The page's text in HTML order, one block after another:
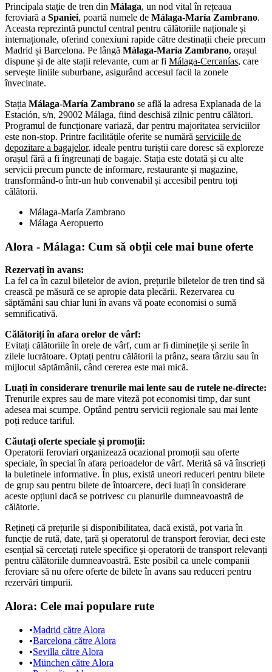
Principala stație de tren din Málaga, un nod vital în rețeaua
feroviară a Spaniei, poartă numele de Málaga-María Zambrano.
Aceasta reprezintă punctul central pentru călătoriile naționale și
internaționale, oferind conexiuni rapide către destinații cheie precum
Madrid și Barcelona. Pe lângă Málaga-María Zambrano, orașul
dispune și de alte stații relevante, cum ar fi Málaga-Cercanías, care
servește liniile suburbane, asigurând accesul facil la zonele
învecinate.
Stația Málaga-María Zambrano se află la adresa Explanada de la
Estación, s/n, 29002 Málaga, fiind deschisă zilnic pentru călători.
Programul de funcționare variază, dar pentru majoritatea serviciilor
este non-stop. Printre facilitățile oferite se numără serviciile de
depozitare a bagajelor, ideale pentru turiștii care doresc să exploreze
orașul fără a fi îngreunați de bagaje. Stația este dotată și cu alte
servicii precum puncte de informare, restaurante și magazine,
transformând-o într-un hub convenabil și accesibil pentru toți
călătorii.
Málaga-María Zambrano
Málaga Aeropuerto
Alora - Málaga: Cum să obții cele mai bune oferte
Rezervați în avans:
La fel ca în cazul biletelor de avion, prețurile biletelor de tren tind să
crească pe măsură ce se apropie data plecării. Rezervarea cu
săptămâni sau chiar luni în avans vă poate economisi o sumă
semnificativă.
Călătoriți în afara orelor de vârf:
Evitați călătoriile în orele de vârf, cum ar fi diminețile și serile în
zilele lucrătoare. Optați pentru călătorii la prânz, seara târziu sau în
mijlocul săptămânii, când cererea este mai mică.
Luați în considerare trenurile mai lente sau de rutele ne-directe:
Trenurile expres sau de mare viteză pot economisi timp, dar sunt
adesea mai scumpe. Optând pentru servicii regionale sau mai lente
poți reduce tariful.
Căutați oferte speciale și promoții:
Operatorii feroviari organizează ocazional promoții sau oferte
speciale, în special în afara perioadelor de vârf. Merită să vă înscrieți
la buletinele informative. În plus, există uneori reduceri pentru bilete
de grup sau pentru bilete de întoarcere, deci luați în considerare
aceste opțiuni dacă se potrivesc cu planurile dumneavoastră de
călătorie.
Rețineți că prețurile și disponibilitatea, dacă există, pot varia în
funcție de rută, date, țară și operatorul de transport feroviar, deci este
esențial să cercetați rutele specifice și operatorii de transport relevanți
pentru călătoriile dumneavoastră. Este posibil ca unele companii
feroviare să nu ofere oferte de bilete în avans sau reduceri pentru
rezervări timpurii.
Alora: Cele mai populare rute
•Madrid către Alora
•Barcelona către Alora
•Sevilla către Alora
•München către Alora